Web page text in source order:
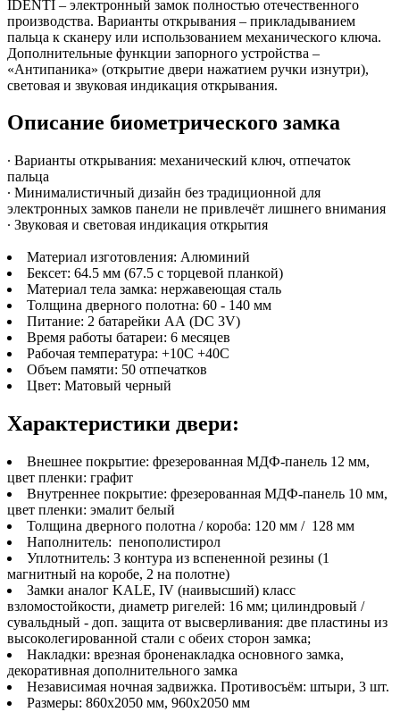
IDENTI – электронный замок полностью отечественного
производства. Варианты открывания – прикладыванием
пальца к сканеру или использованием механического ключа.
Дополнительные функции запорного устройства –
«Антипаника» (открытие двери нажатием ручки изнутри),
световая и звуковая индикация открывания.
Описание биометрического замка
∙ Варианты открывания: механический ключ, отпечаток
пальца
∙ Минималистичный дизайн без традиционной для
электронных замков панели не привлечёт лишнего внимания
∙ Звуковая и световая индикация открытия
Материал изготовления: Алюминий
Бексет: 64.5 мм (67.5 с торцевой планкой)
Материал тела замка: нержавеющая сталь
Толщина дверного полотна: 60 - 140 мм
Питание: 2 батарейки АА (DC 3V)
Время работы батареи: 6 месяцев
Рабочая температура: +10С +40С
Объем памяти: 50 отпечатков
Цвет: Матовый черный
Характеристики двери:
Внешнее покрытие: фрезерованная МДФ-панель 12 мм,
цвет пленки: графит
Внутреннее покрытие: фрезерованная МДФ-панель 10 мм,
цвет пленки: эмалит белый
Толщина дверного полотна / короба: 120 мм / 128 мм
Наполнитель: пенополистирол
Уплотнитель: 3 контура из вспененной резины (1
магнитный на коробе, 2 на полотне)
Замки аналог KALE, IV (наивысший) класс
взломостойкости, диаметр ригелей: 16 мм; цилиндровый /
сувальдный - доп. защита от высверливания: две пластины из
высоколегированной стали с обеих сторон замка;
Накладки: врезная броненакладка основного замка,
декоративная дополнительного замка
Независимая ночная задвижка. Противосъём: штыри, 3 шт.
Размеры: 860х2050 мм, 960х2050 мм